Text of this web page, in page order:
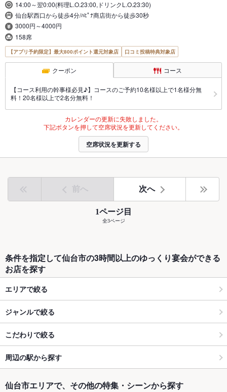
14:00～翌0:00(料理L.O.23:00,ドリンクL.O.23:30)
仙台駅西口から徒歩4分/ﾊﾋﾟﾅ商店街から徒歩30秒
3000円～4000円
158席
【アプリ予約限定】最大800ポイント還元対象店 口コミ投稿特典対象店
クーポン コース
【コース利用の幹事様必見♪】コースのご予約10名様以上で1名様分無
料！20名様以上で2名分無料！
カレンダーの更新に失敗しました。
下記ボタンを押して空席状況を更新してください。
空席状況を更新する
前へ 次へ
1ページ目
全3ページ
条件を指定して仙台市の3時間以上のゆっくり宴会ができる
お店を探す
エリアで絞る
ジャンルで絞る
こだわりで絞る
周辺の駅から探す
仙台市エリアで、その他の特集・シーンから探す